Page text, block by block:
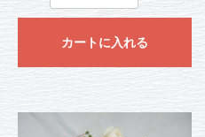
カートに入れる